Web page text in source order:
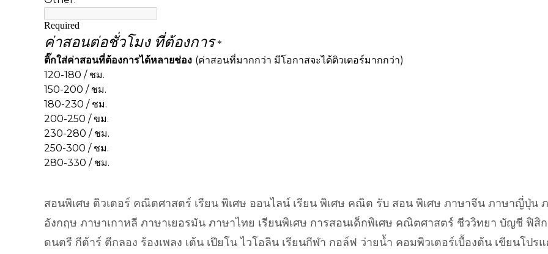
สอนพิเศษ ติวเตอร์ คณิตศาสตร์ เรียน พิเศษ ออนไลน์ เรียน พิเศษ คณิต รับ สอน พิเศษ ภาษาจีน ภาษาญี่ปุ่น
อังกฤษ ภาษาเกาหลี ภาษาเยอรมัน ภาษาไทย เรียนพิเศษ การสอนเด็กพิเศษ คณิตศาสตร์ ชีววิทยา บัญชี ฟิสิ
ดนตรี กีต้าร์ ตีกลอง ร้องเพลง เต้น เปียโน ไวโอลิน เรียนกีฬา กอล์ฟ ว่ายน้ำ คอมพิวเตอร์เบื้องต้น เขียนโปร